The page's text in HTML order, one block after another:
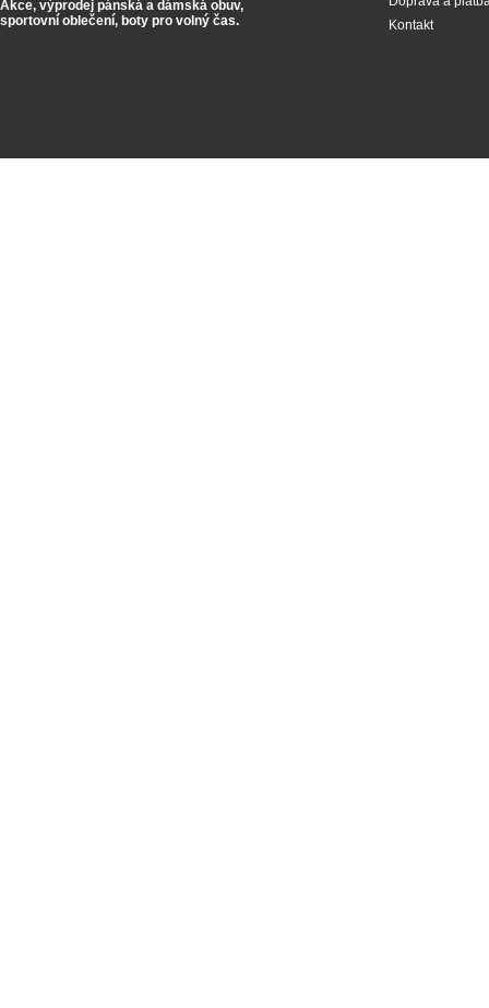
Akce, výprodej pánská a dámská obuv,
sportovní oblečení, boty pro volný čas.
Kontakt